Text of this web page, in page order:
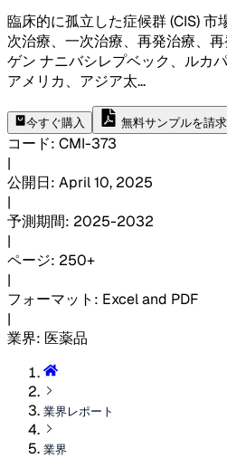
臨床的に孤立した症候群 (CIS) 市
次治療、一次治療、再発治療、
ゲン ナニバシレプベック、ルカ
アメリカ、アジア太...
今すぐ購入 無料サンプルを請求
コード: CMI-373
|
公開日: April 10, 2025
|
予測期間: 2025-2032
|
ページ: 250+
|
フォーマット : Excel and PDF
|
業界: 医薬品
業界レポート
業界